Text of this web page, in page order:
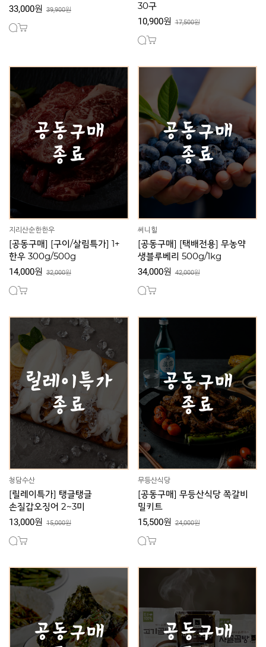
33,000원 39,900원 30구
10,900원 17,500원
지리산순한한우
[공동구매] [구이/살림특가] 1+
한우 300g/500g
14,000원 32,000원
써니힐
[공동구매] [택배전용] 무농약
생블루베리 500g/1kg
34,000원 42,000원
청담수산
[릴레이특가] 탱글탱글
손질갑오징어 2~3미
13,000원 15,000원
무등산식당
[공동구매] 무등산식당 쪽갈비
밀키트
15,500원 24,000원